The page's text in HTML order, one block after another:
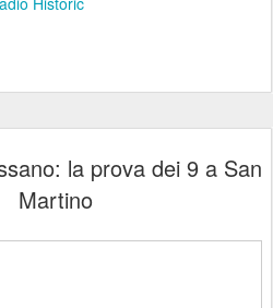
la prova dei 9 a San
Martino